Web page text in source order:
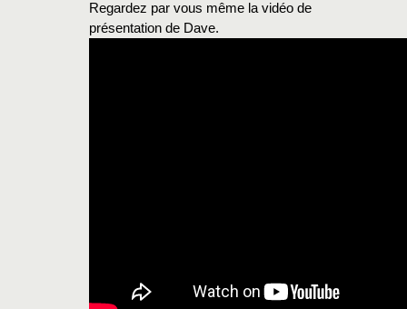
Regardez par vous même la vidéo de
présentation de Dave.